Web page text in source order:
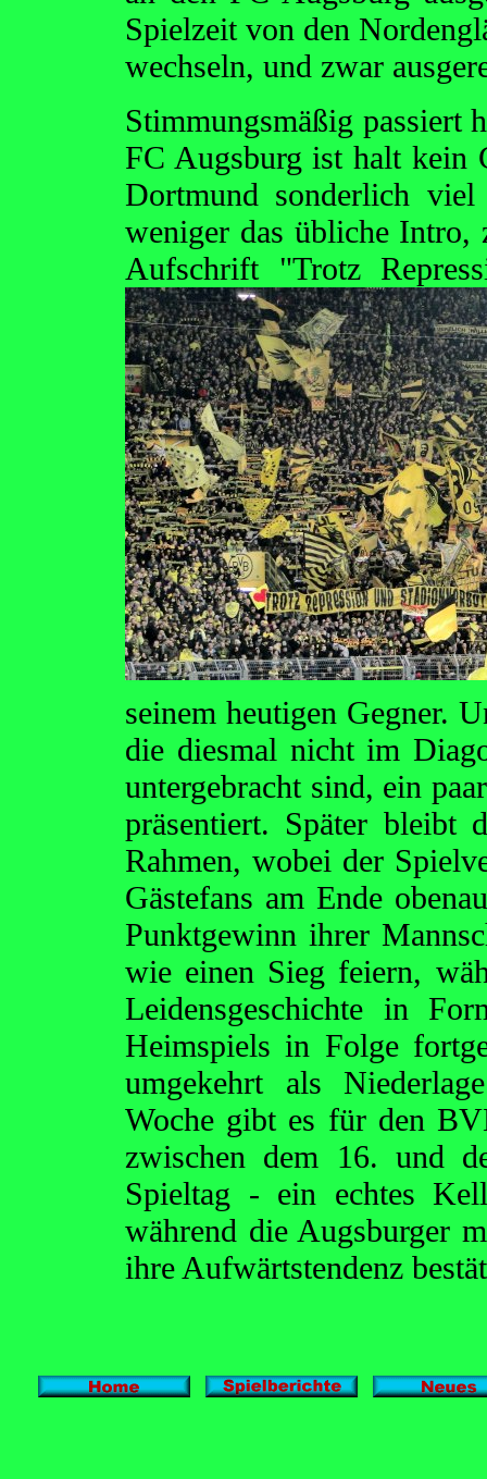
Spielzeit von den
wechseln, und zwar
Stimmungsmäßig passiert
FC Augsburg ist halt kein
Dortmund sonderlich
weniger das übliche Intro,
Aufschrift "Trotz
seinem heutigen Gegner.
die diesmal nicht im
untergebracht sind, ein
präsentiert. Später bleibt
Rahmen, wobei der
Gästefans am Ende
Punktgewinn ihrer
wie einen Sieg feiern,
Leidensgeschichte in
Heimspiels in Folge
umgekehrt als
Woche gibt es für den
zwischen dem 16. und
Spieltag - ein echtes
während die Augsburger
ihre Aufwärtstendenz